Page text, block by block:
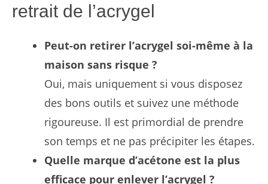
retrait de l’acrygel
Peut-on retirer l’acrygel soi-même à la
maison sans risque ?
Oui, mais uniquement si vous disposez
des bons outils et suivez une méthode
rigoureuse. Il est primordial de prendre
son temps et ne pas précipiter les étapes.
Quelle marque d’acétone est la plus
efficace pour enlever l’acrygel ?